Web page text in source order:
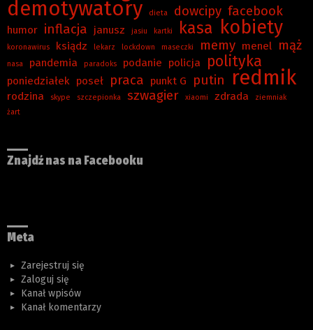
demotywatory dieta dowcipy facebook
humor inflacja janusz jasiu kartki kasa kobiety
koronawirus ksiądz lekarz lockdown maseczki memy menel mąż
nasa pandemia paradoks podanie policja polityka
poniedziałek poseł praca punkt G putin redmik
rodzina skype szczepionka szwagier xiaomi zdrada
ziemniak
żart
Znajdź nas na Facebooku
Meta
Zarejestruj się
Zaloguj się
Kanał wpisów
Kanał komentarzy